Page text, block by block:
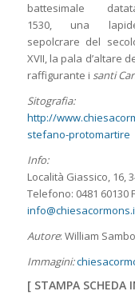
battesimale
1530, una
sepolcrare del
XVII, la pala d’altare
raffigurante i santi
Sitografia:
http://
stefano-protomartire
Info:
Località Giassico, 16,
Telefono: 0481 60130
Autore: William Sambo
Immagini:
[ STAMPA SCHEDA